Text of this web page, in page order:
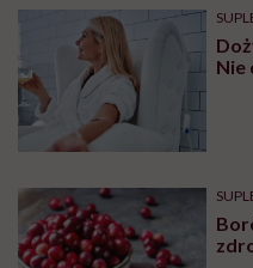
Nie